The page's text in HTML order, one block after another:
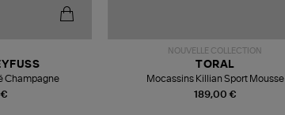
Champagne
NOUVELLE COLLECTION
189,00 €
TORAL
Mocassins Killian Sport Mousse